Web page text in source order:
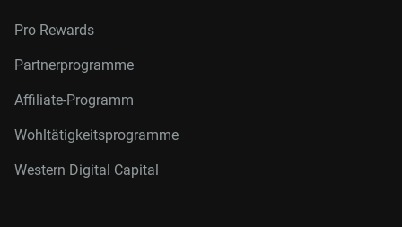
Pro Rewards
Partnerprogramme
Affiliate-Programm
Wohltätigkeitsprogramme
Western Digital Capital